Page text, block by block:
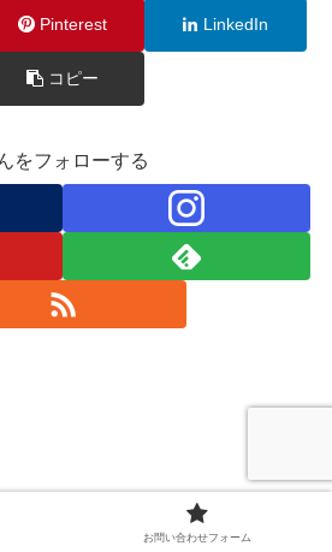
Pinterest LinkedIn
コピー
をフォローする
お問い合わせフォーム